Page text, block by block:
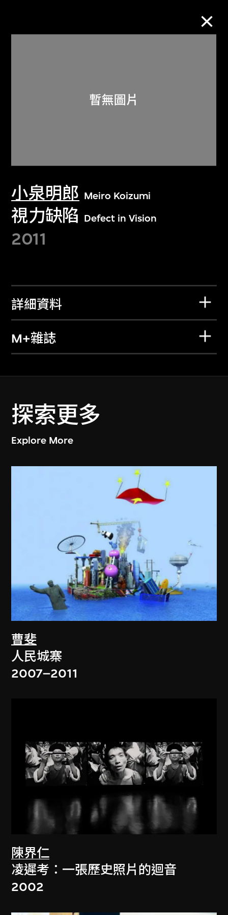
小泉明郎 Meiro Koizumi
視力缺陷 Defect in Vision
2011
詳細資料
M+雜誌
探索更多
Explore More
曹斐
人民城寨
2007–2011
陳界仁
凌遲考：一張歷史照片的迴音
2002
關於M+藏品
探索世界頂級的二十及二十一世紀視覺
文化藏品。